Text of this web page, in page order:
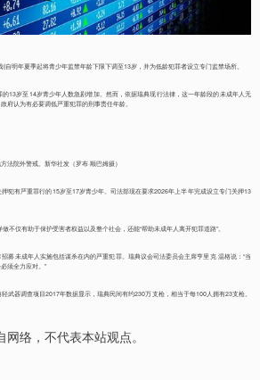
明年夏季起将青少年监禁年龄下限下调至13岁，并为低龄犯罪者设立专门监禁场所。
13岁至14岁青少年人数急剧增加。然而，依据瑞典现行法律，这一年龄段的未成年人无
府认为有必要调低严重犯罪的刑事责任年龄。
法院外警戒。新华社发（罗布·顺巴姆摄）
犯有严重罪行的15岁至17岁青少年。司法部现在要求2026年上半年完成设立专门关押13
不仅有助于保护受害者权益以及整个社会，还能“帮助未成年人离开犯罪道路”。
募未成年人实施包括谋杀在内的严重犯罪。瑞典议会司法委员会主席亨里克·温格说：“当
须全力应对。”
武器调查项目2017年数据显示，瑞典民间有约230万支枪，相当于每100人拥有23支枪。
络，不代表本站观点。